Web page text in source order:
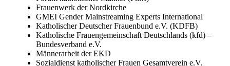
Frauenwerk der Nordkirche
GMEI Gender Mainstreaming Experts International
Katholischer Deutscher Frauenbund e.V. (KDFB)
Katholische Frauengemeinschaft Deutschlands (kfd) –
Bundesverband e.V.
Männerarbeit der EKD
Sozialdienst katholischer Frauen Gesamtverein e.V.